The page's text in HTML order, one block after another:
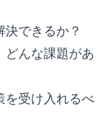
できるか？
どんな課題があ
受け入れるべ